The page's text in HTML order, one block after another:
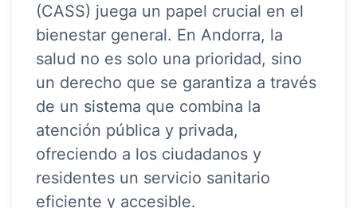
(CASS) juega un papel crucial en el
bienestar general. En Andorra, la
salud no es solo una prioridad, sino
un derecho que se garantiza a través
de un sistema que combina la
atención pública y privada,
ofreciendo a los ciudadanos y
residentes un servicio sanitario
eficiente y accesible.